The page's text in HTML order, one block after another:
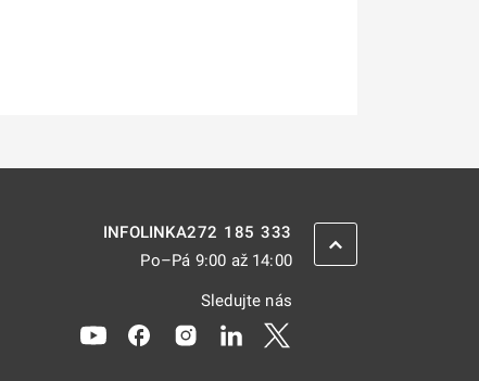
INFOLINKA272 185 333
Po–Pá 9:00 až 14:00
Sledujte nás
Odkaz se otevře na nové kartě
Odkaz se otevře na nové kartě
Odkaz se otevře na nové kartě
Odkaz se otevře na nové
ZPĚT NAHORU